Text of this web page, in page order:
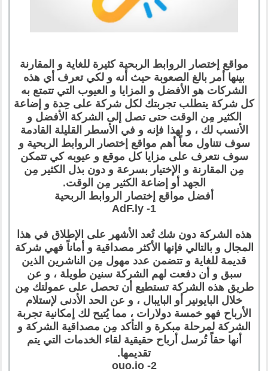
مواقع إختصار الروابط الربحية كثيرة للغاية و المقارنة
بينها أمر بالغ الصعوبة حيث أنه و لكي تعرف أي هذه
الشركات هو الأفضل و المزايا و العيوب التي تتمتع به
كل شركة يتطلب تجربتك لكل شركة على حِدة و إضاعة
الكثير مِن الوقت حتى تصل إلى الشركة الأفضل و
الأنسب لك ، و لهذا فإنه و في الأسطر القليلة القادمة
سوف نتناول معاً أهم مواقع إختصار الروابط الربحية و
سوف نتعرف على مزايا كل موقع و عيوبه كي تتمكن
مِن المقارنة و الإختيار بسرعة و دون بذل الكثير مِن
الجهد أو إضاعة الكثير مِن الوقت.
أفضل مواقع إختصار الروابط الربحية
1- AdF.ly
هذه الشركة دون شك تُعد الأشهر على الإطلاق في هذا
المجال و بالتالي فإنها الأكثر مصداقية و أماناً فهي شركة
قديمة للغاية و تتضمن عدد مهول مِن الناشرين الذين
سبق و أن دفعت لهم الشركة سنين طويلة ، و عن
طريق هذه الشركة تستطيع أن تحصل على عمولتك مِن
خلال البايونير أو البايبال ، و عن الحد الأدنى لإستلام
الأرباح فهو خمسة دولارات ، مما يُتيح لك إمكانية تجربة
الشركة لمرحلة مبكرة و التأكد مِن مصداقية الشركة و
أنها حقاً تُرسل أرباح حقيقية لقاء الخدمات التي يتم
تقديمها.
2- ouo.io